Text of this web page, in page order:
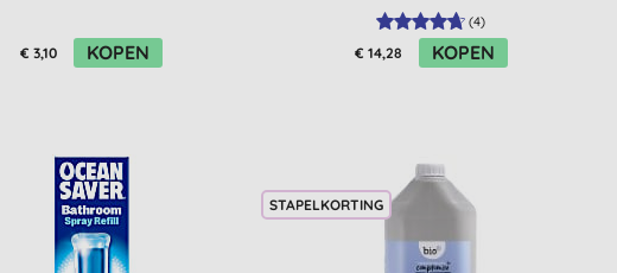
€ 3,10 KOPEN
(4)
€ 14,28 KOPEN
STAPELKORTING